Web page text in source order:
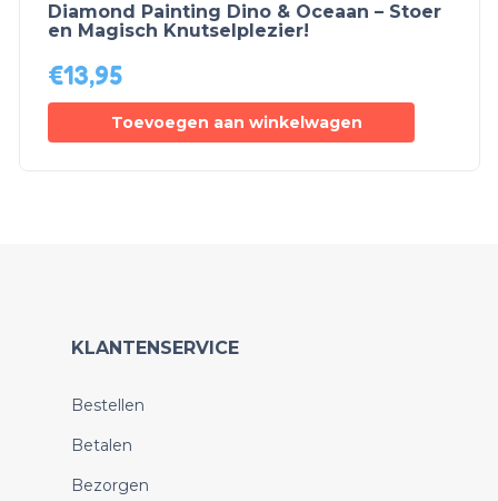
Diamond Painting Dino & Oceaan – Stoer
en Magisch Knutselplezier!
€13,95
Toevoegen aan winkelwagen
KLANTENSERVICE
Bestellen
Betalen
Bezorgen